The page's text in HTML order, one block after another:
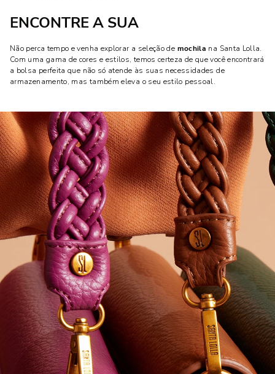
ENCONTRE A SUA
Não perca tempo e venha explorar a seleção de mochila na Santa Lolla.
Com uma gama de cores e estilos, temos certeza de que você encontrará
a bolsa perfeita que não só atende às suas necessidades de
armazenamento, mas também eleva o seu estilo pessoal.